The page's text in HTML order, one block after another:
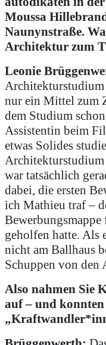
Moussa
Naunynstraße.
Architektur zum
Leonie
nur ein Mittel zum
dem Studium
Assistentin beim
etwas Solides
war tatsächlich
dabei, die ersten
ich Mathieu traf –
geholfen hatte. Als
nicht am Ballhaus
Schuppen von den
Also nahmen Sie
auf – und